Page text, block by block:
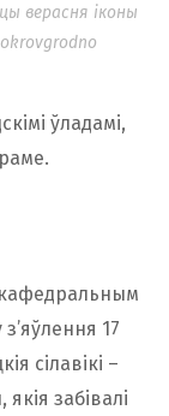
верасня іконы
ўладамі,
17
сілавікі –
забівалі